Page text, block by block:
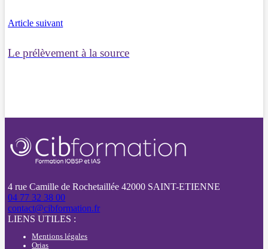
Article suivant
Le prélèvement à la source
4 rue Camille de Rochetaillée 42000 SAINT-ETIENNE
04 77 32 38 00
contact@cibformation.fr
LIENS UTILES :
Mentions légales
Orias